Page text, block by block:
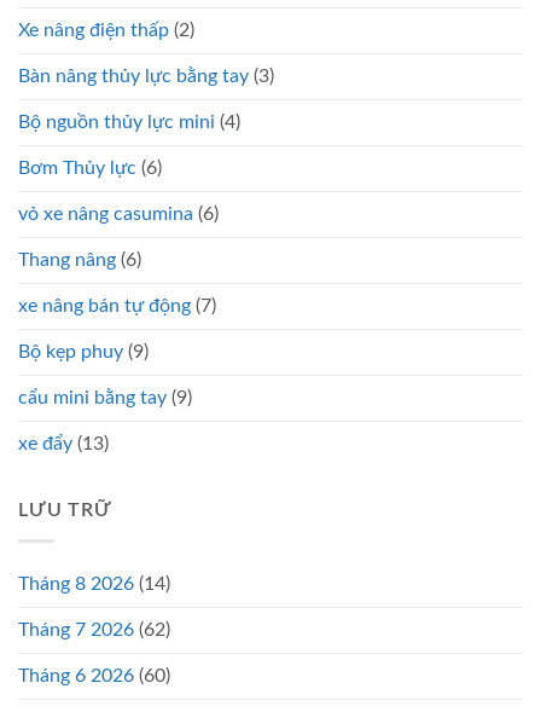
Xe nâng điện thấp (2)
Bàn nâng thủy lực bằng tay (3)
Bộ nguồn thủy lực mini (4)
Bơm Thủy lực (6)
vỏ xe nâng casumina (6)
Thang nâng (6)
xe nâng bán tự động (7)
Bộ kẹp phuy (9)
cẩu mini bằng tay (9)
xe đẩy (13)
LƯU TRỮ
Tháng 8 2026 (14)
Tháng 7 2026 (62)
Tháng 6 2026 (60)